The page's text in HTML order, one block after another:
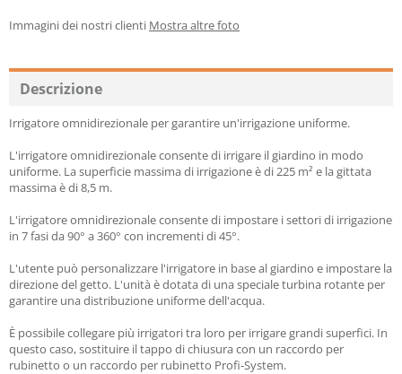
Immagini dei nostri clienti Mostra altre foto
Descrizione
Irrigatore omnidirezionale per garantire un'irrigazione uniforme.
L'irrigatore omnidirezionale consente di irrigare il giardino in modo
uniforme. La superficie massima di irrigazione è di 225 m² e la gittata
massima è di 8,5 m.
L'irrigatore omnidirezionale consente di impostare i settori di irrigazione
in 7 fasi da 90° a 360° con incrementi di 45°.
L'utente può personalizzare l'irrigatore in base al giardino e impostare la
direzione del getto. L'unità è dotata di una speciale turbina rotante per
garantire una distribuzione uniforme dell'acqua.
È possibile collegare più irrigatori tra loro per irrigare grandi superfici. In
questo caso, sostituire il tappo di chiusura con un raccordo per
rubinetto o un raccordo per rubinetto Profi-System.